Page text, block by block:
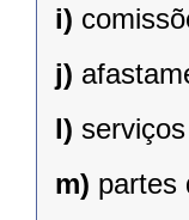
i)
j)
l)
m) partes